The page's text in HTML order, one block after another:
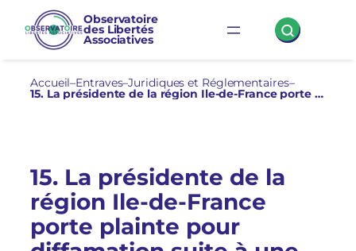
contenu
Observatoire
des Libertés
Associatives
Accueil–Entraves–Juridiques et Réglementaires–
15. La présidente de la région Ile-de-France porte plainte pour diffamation suite à une campagne d’une association de défense des malades
15. La présidente de la
région Ile-de-France
porte plainte pour